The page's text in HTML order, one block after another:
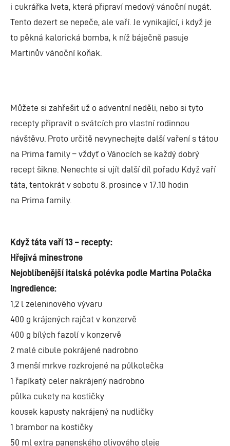
i cukrářka Iveta, která připraví medový vánoční nugát.
Tento dezert se nepeče, ale vaří. Je vynikající, i když je
to pěkná kalorická bomba, k níž báječně pasuje
Martinův vánoční koňak.
Můžete si zahřešit už o adventní neděli, nebo si tyto
recepty připravit o svátcích pro vlastní rodinnou
návštěvu. Proto určitě nevynechejte další vaření s tátou
na Prima family – vždyť o Vánocích se každý dobrý
recept šikne. Nenechte si ujít další díl pořadu Když vaří
táta, tentokrát v sobotu 8. prosince v 17.10 hodin
na Prima family.
Když táta vaří 13 – recepty:
Hřejivá minestrone
Nejoblíbenější italská polévka podle Martina Polačka
Ingredience:
1,2 l zeleninového vývaru
400 g krájených rajčat v konzervě
400 g bílých fazolí v konzervě
2 malé cibule pokrájené nadrobno
3 menší mrkve rozkrojené na půlkolečka
1 řapíkatý celer nakrájený nadrobno
půlka cukety na kostičky
kousek kapusty nakrájený na nudličky
1 brambor na kostičky
50 ml extra panenského olivového oleje